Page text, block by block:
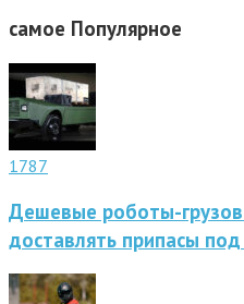
самое Популярное
1787
Дешевые роботы-
доставлять припасы